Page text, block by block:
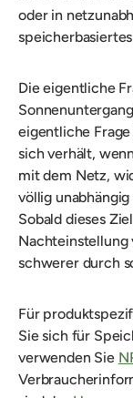
oder in
Die eigentliche
eigentliche
sich verhält,
mit dem Netz,
völlig
Sobald dieses
Nachteinstellung
schwerer durch
Für
Sie sich für
verwenden Sie